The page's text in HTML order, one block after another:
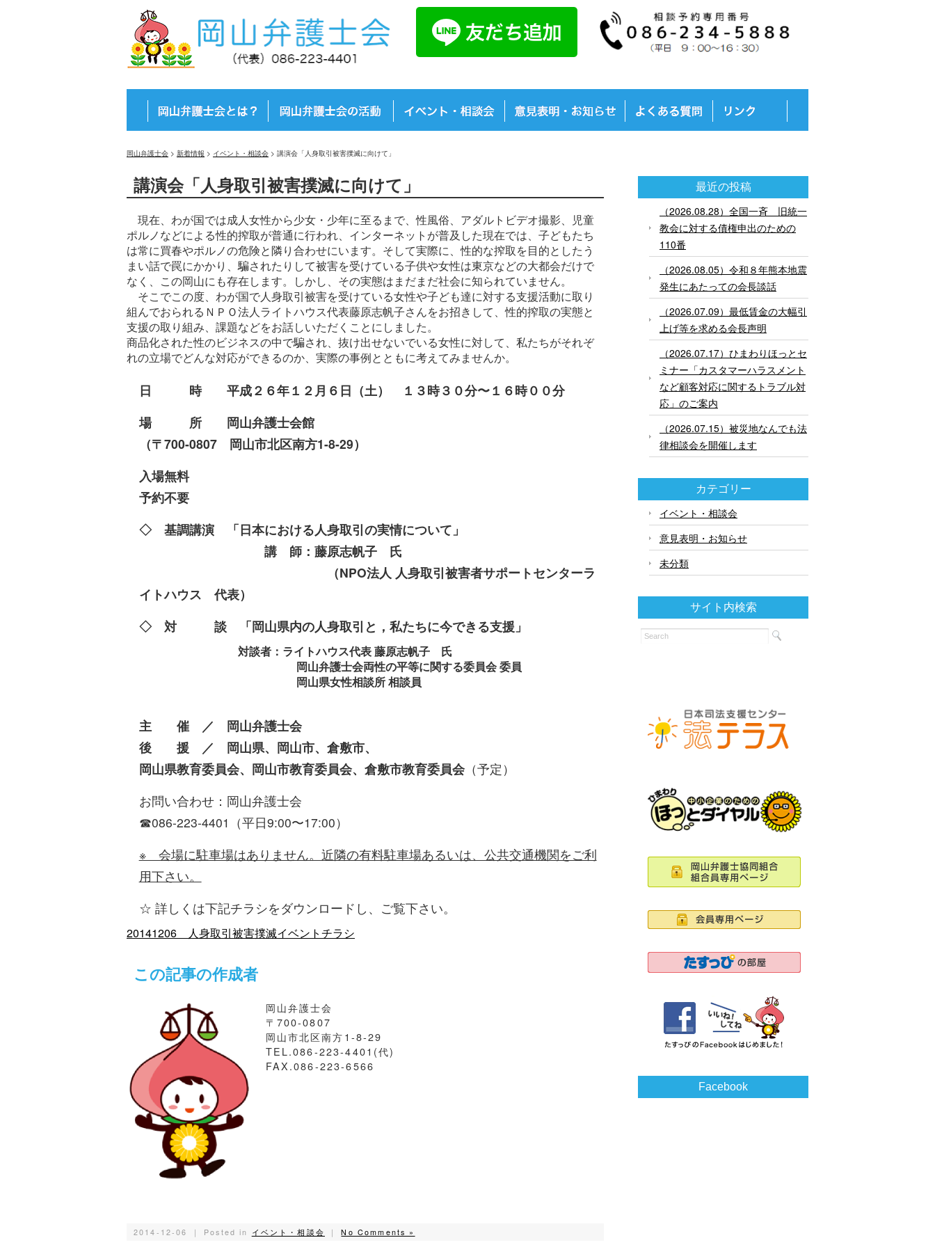
岡山弁護士会 > 新着情報 > イベント・相談会 > 講演会「人身取引被害撲滅に向けて」
講演会「人身取引被害撲滅に向けて」
現在、わが国では成人女性から少女・少年に至るまで、性風俗、アダルトビデオ撮影、児童
ポルノなどによる性的搾取が普通に行われ、インターネットが普及した現在では、子どもたち
は常に買春やポルノの危険と隣り合わせにいます。そして実際に、性的な搾取を目的としたう
まい話で罠にかかり、騙されたりして被害を受けている子供や女性は東京などの大都会だけで
なく、この岡山にも存在します。しかし、その実態はまだまだ社会に知られていません。
そこでこの度、わが国で人身取引被害を受けている女性や子ども達に対する支援活動に取り
組んでおられるＮＰＯ法人ライトハウス代表藤原志帆子さんをお招きして、性的搾取の実態と
支援の取り組み、課題などをお話しいただくことにしました。
商品化された性のビジネスの中で騙され、抜け出せないでいる女性に対して、私たちがそれぞ
れの立場でどんな対応ができるのか、実際の事例とともに考えてみませんか。
日 時 平成２６年１２月６日（土） １３時３０分〜１６時００分
場 所 岡山弁護士会館
（〒700-0807 岡山市北区南方1-8-29）
入場無料
予約不要
◇ 基調講演 「日本における人身取引の実情について」
講 師：藤原志帆子 氏
（NPO法人 人身取引被害者サポートセンターラ
イトハウス 代表）
◇ 対 談 「岡山県内の人身取引と，私たちに今できる支援」
対談者：ライトハウス代表 藤原志帆子 氏
岡山弁護士会両性の平等に関する委員会 委員
岡山県女性相談所 相談員
主 催 ／ 岡山弁護士会
後 援 ／ 岡山県、岡山市、倉敷市、
岡山県教育委員会、岡山市教育委員会、倉敷市教育委員会（予定）
お問い合わせ：岡山弁護士会
☎086-223-4401（平日9:00〜17:00）
※ 会場に駐車場はありません。近隣の有料駐車場あるいは、公共交通機関をご利
用下さい。
☆ 詳しくは下記チラシをダウンロードし、ご覧下さい。
20141206 人身取引被害撲滅イベントチラシ
この記事の作成者
岡山弁護士会
〒700-0807
岡山市北区南方1-8-29
TEL.086-223-4401(代)
FAX.086-223-6566
2014-12-06 ｜ Posted in イベント・相談会 ｜No Comments »
最近の投稿
（2026.08.28）全国一斉 旧統一
教会に対する債権申出のための
110番
（2026.08.05）令和８年熊本地震
発生にあたっての会長談話
（2026.07.09）最低賃金の大幅引
上げ等を求める会長声明
（2026.07.17）ひまわりほっとセ
ミナー「カスタマーハラスメント
など顧客対応に関するトラブル対
応」のご案内
（2026.07.15）被災地なんでも法
律相談会を開催します
カテゴリー
イベント・相談会
意見表明・お知らせ
未分類
サイト内検索
Facebook